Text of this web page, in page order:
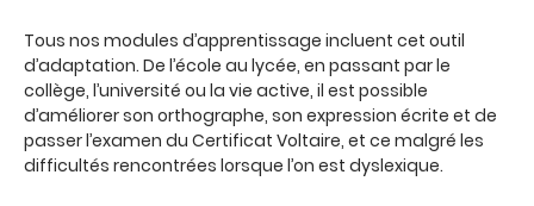
Tous nos modules d’apprentissage incluent cet outil
d’adaptation. De l’école au lycée, en passant par le
collège, l’université ou la vie active, il est possible
d’améliorer son orthographe, son expression écrite et de
passer l’examen du Certificat Voltaire, et ce malgré les
difficultés rencontrées lorsque l’on est dyslexique.